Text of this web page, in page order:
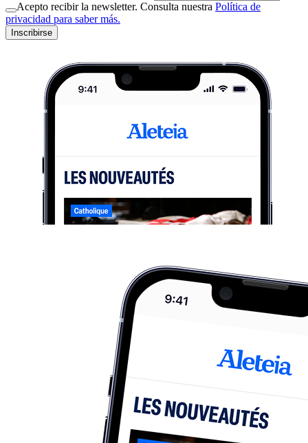
Acepto recibir la newsletter. Consulta nuestra Política de
privacidad para saber más.
Inscribirse